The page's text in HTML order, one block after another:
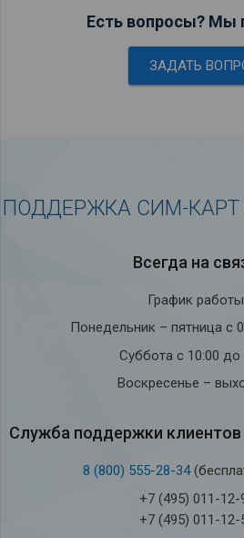
Есть вопросы?
ЗАДАТЬ
ПОДДЕРЖКА СИМ-КАРТ
Всегда на
График
Понедельник – пятница с
Суббота с 10:00 до
Воскресенье –
Служба под­держки кли­ен­тов
8 (800) 555-28-34
+7 (495) 011-12-
+7 (495) 011-12-